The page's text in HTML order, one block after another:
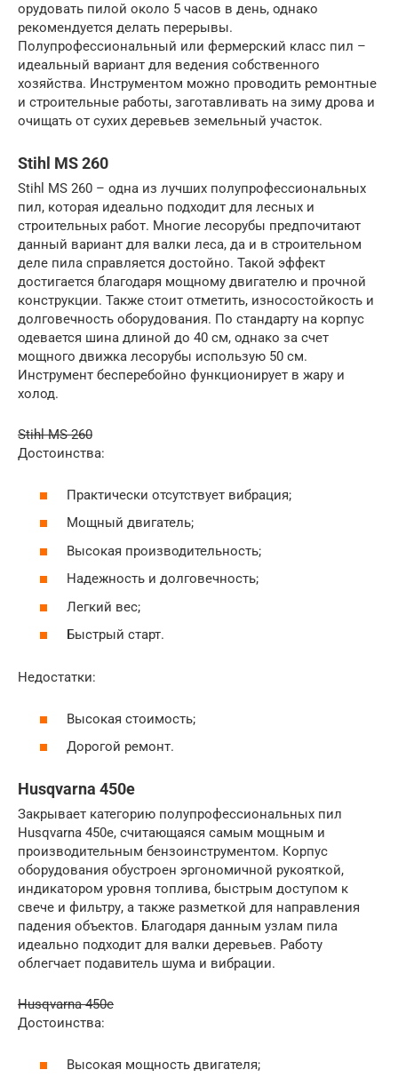
орудовать пилой около 5 часов в день, однако
рекомендуется делать перерывы.
Полупрофессиональный или фермерский класс пил –
идеальный вариант для ведения собственного
хозяйства. Инструментом можно проводить ремонтные
и строительные работы, заготавливать на зиму дрова и
очищать от сухих деревьев земельный участок.
Stihl MS 260
Stihl MS 260 – одна из лучших полупрофессиональных
пил, которая идеально подходит для лесных и
строительных работ. Многие лесорубы предпочитают
данный вариант для валки леса, да и в строительном
деле пила справляется достойно. Такой эффект
достигается благодаря мощному двигателю и прочной
конструкции. Также стоит отметить, износостойкость и
долговечность оборудования. По стандарту на корпус
одевается шина длиной до 40 см, однако за счет
мощного движка лесорубы использую 50 см.
Инструмент бесперебойно функционирует в жару и
холод.
Stihl MS 260
Достоинства:
Практически отсутствует вибрация;
Мощный двигатель;
Высокая производительность;
Надежность и долговечность;
Легкий вес;
Быстрый старт.
Недостатки:
Высокая стоимость;
Дорогой ремонт.
Husqvarna 450e
Закрывает категорию полупрофессиональных пил
Husqvarna 450e, считающаяся самым мощным и
производительным бензоинструментом. Корпус
оборудования обустроен эргономичной рукояткой,
индикатором уровня топлива, быстрым доступом к
свече и фильтру, а также разметкой для направления
падения объектов. Благодаря данным узлам пила
идеально подходит для валки деревьев. Работу
облегчает подавитель шума и вибрации.
Husqvarna 450e
Достоинства:
Высокая мощность двигателя;